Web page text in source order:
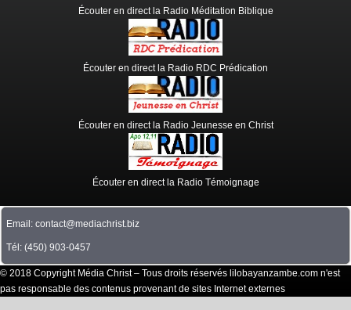
Écouter en direct la Radio Méditation Biblique
Écouter en direct la Radio RDC Prédication
Écouter en direct la Radio Jeunesse en Christ
Écouter en direct la Radio Témoignage
Email: contact@mediachrist.biz
Tél: (450) 903-0457
© 2018 Copyright Média Christ – Tous droits réservés lilobayanzambe.com n'est
pas responsable des contenus provenant de sites Internet externes